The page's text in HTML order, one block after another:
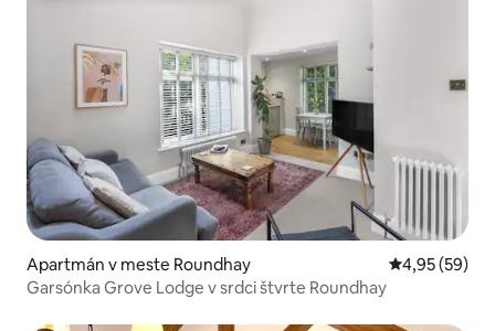
Apartmán v meste Roundhay Priemerné
4,95 (59)
Garsónka Grove Lodge v srdci štvrte Roundhay